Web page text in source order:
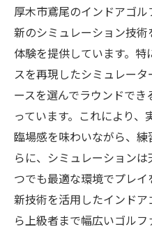
厚木市鳶尾のインドアゴル
新のシミュレーション技
体験を提供しています。特
スを再現したシミュレー
ースを選んでラウンドで
っています。これにより
臨場感を味わいながら、
らに、シミュレーション
つでも最適な環境でプレ
新技術を活用したインド
ら上級者まで幅広いゴル